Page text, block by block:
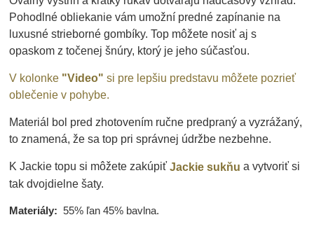
Pohodlné obliekanie vám umožní predné zapínanie na
luxusné strieborné gombíky. Top môžete nosiť aj s
opaskom z točenej šnúry, ktorý je jeho súčasťou.
V kolonke "Video" si pre lepšiu predstavu môžete pozrieť
oblečenie v pohybe.
Materiál bol pred zhotovením ručne predpraný a vyzrážaný,
to znamená, že sa top pri správnej údržbe nezbehne.
K Jackie topu si môžete zakúpiťJackie sukňu a vytvoriť si
tak dvojdielne šaty.
Materiály: 55% ľan 45% bavlna.